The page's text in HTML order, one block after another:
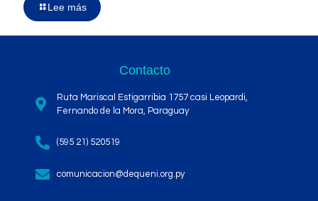
Lee más
Contacto
Ruta Mariscal Estigarribia 1757 casi Leopardi,
Fernando de la Mora, Paraguay
(595 21) 520519
comunicacion@dequeni.org.py